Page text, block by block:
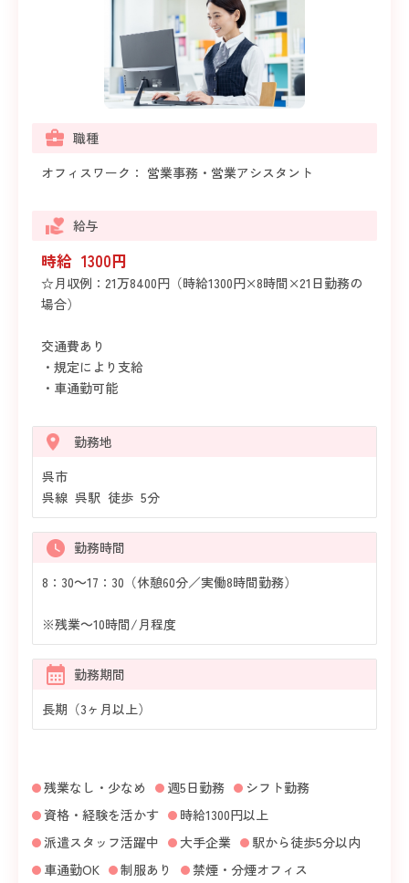
職種
オフィスワーク： 営業事務・営業アシスタント
給与
時給 1300円
☆月収例：21万8400円（時給1300円×8時間×21日勤務の
場合）
交通費あり
・規定により支給
・車通勤可能
勤務地
呉市
呉線 呉駅 徒歩 5分
勤務時間
8：30～17：30（休憩60分／実働8時間勤務）
※残業～10時間/月程度
勤務期間
長期（3ヶ月以上）
残業なし・少なめ 週5日勤務
シフト勤務
資格・経験を活かす
時給1300円以上
派遣スタッフ活躍中
大手企業
駅から徒歩5分以内
車通勤OK
制服あり
禁煙・分煙オフィス